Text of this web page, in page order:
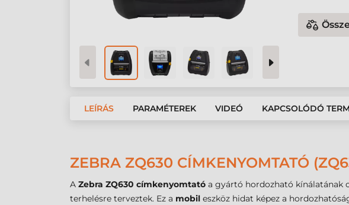
LEÍRÁS PARAMÉTEREK VIDEÓ KAPCSOLÓDÓ
ZEBRA ZQ630 CÍMKENYOMTATÓ
A Zebra ZQ630 címkenyomtató a gyártó hordozható kínálatának
terhelésre terveztek. Ez a mobil eszköz hidat képez a